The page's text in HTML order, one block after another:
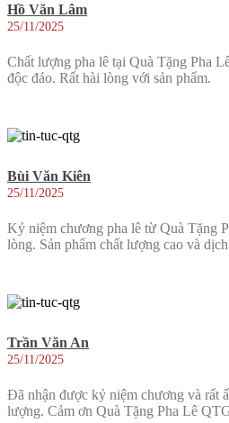
Hồ Văn Lâm
25/11/2025
Chất lượng pha lê tại Quà Tặng Pha
độc đáo. Rất hài lòng với sản phẩm.
Bùi Văn Kiên
25/11/2025
Kỷ niệm chương pha lê từ Quà Tặng
lòng. Sản phẩm chất lượng cao và
Trần Văn An
25/11/2025
Đã nhận được kỷ niệm chương và rất
lượng. Cảm ơn Quà Tặng Pha Lê